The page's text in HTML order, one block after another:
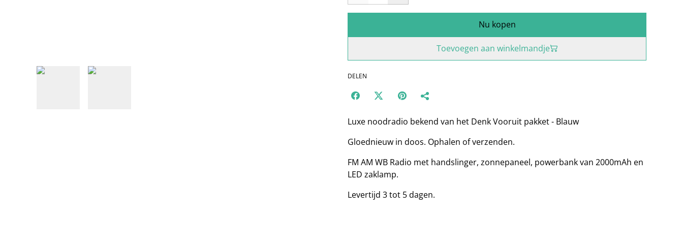
Nu kopen
Toevoegen aan winkelmandje
DELEN
Luxe noodradio bekend van het Denk Vooruit pakket - Blauw
Gloednieuw in doos. Ophalen of verzenden.
FM AM WB Radio met handslinger, zonnepaneel, powerbank van 2000mAh en
LED zaklamp.
Levertijd 3 tot 5 dagen.